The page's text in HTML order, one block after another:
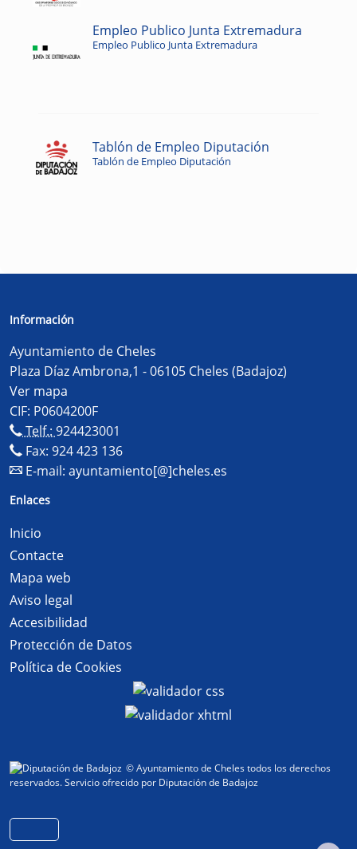
Empleo Publico Junta Extremadura
Empleo Publico Junta Extremadura
Tablón de Empleo Diputación
Tablón de Empleo Diputación
Información
Ayuntamiento de Cheles
Plaza Díaz Ambrona,1 - 06105 Cheles (Badajoz)
Ver mapa
CIF: P0604200F
Telf.: 924423001
Fax: 924 423 136
E-mail: ayuntamiento[@]cheles.es
Enlaces
Inicio
Contacte
Mapa web
Aviso legal
Accesibilidad
Protección de Datos
Política de Cookies
© Ayuntamiento de Cheles todos los derechos
reservados.Servicio ofrecido por Diputación de Badajoz